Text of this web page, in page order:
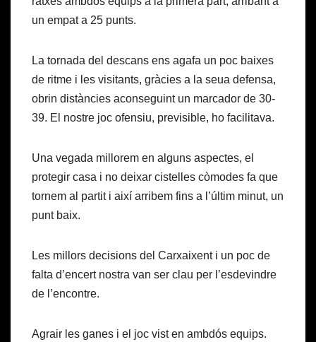
un empat a 25 punts.
La tornada del descans ens agafa un poc baixes
de ritme i les visitants, gràcies a la seua defensa,
obrin distàncies aconseguint un marcador de 30-
39. El nostre joc ofensiu, previsible, ho facilitava.
Una vegada millorem en alguns aspectes, el
protegir casa i no deixar cistelles còmodes fa que
tornem al partit i així arribem fins a l’últim minut, un
punt baix.
Les millors decisions del Carxaixent i un poc de
falta d’encert nostra van ser clau per l’esdevindre
de l’encontre.
Agrair les ganes i el joc vist en ambdós equips.